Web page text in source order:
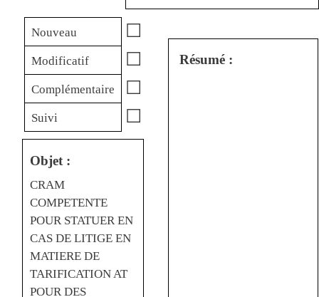
Nouveau ☐
Modificatif ☐
Complémentaire ☐
Suivi ☐
Objet :
CRAM
COMPETENTE
POUR STATUER EN
CAS DE LITIGE EN
MATIERE DE
TARIFICATION AT
POUR DES
Résumé :